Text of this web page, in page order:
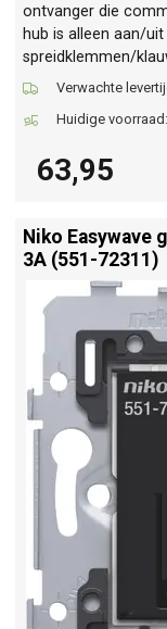
ontvanger die
hub is alleen aan/
spreidklemmen/
Verwachte
Huidige voorraad:
63,95
Niko Easywave
3A (551-72311)